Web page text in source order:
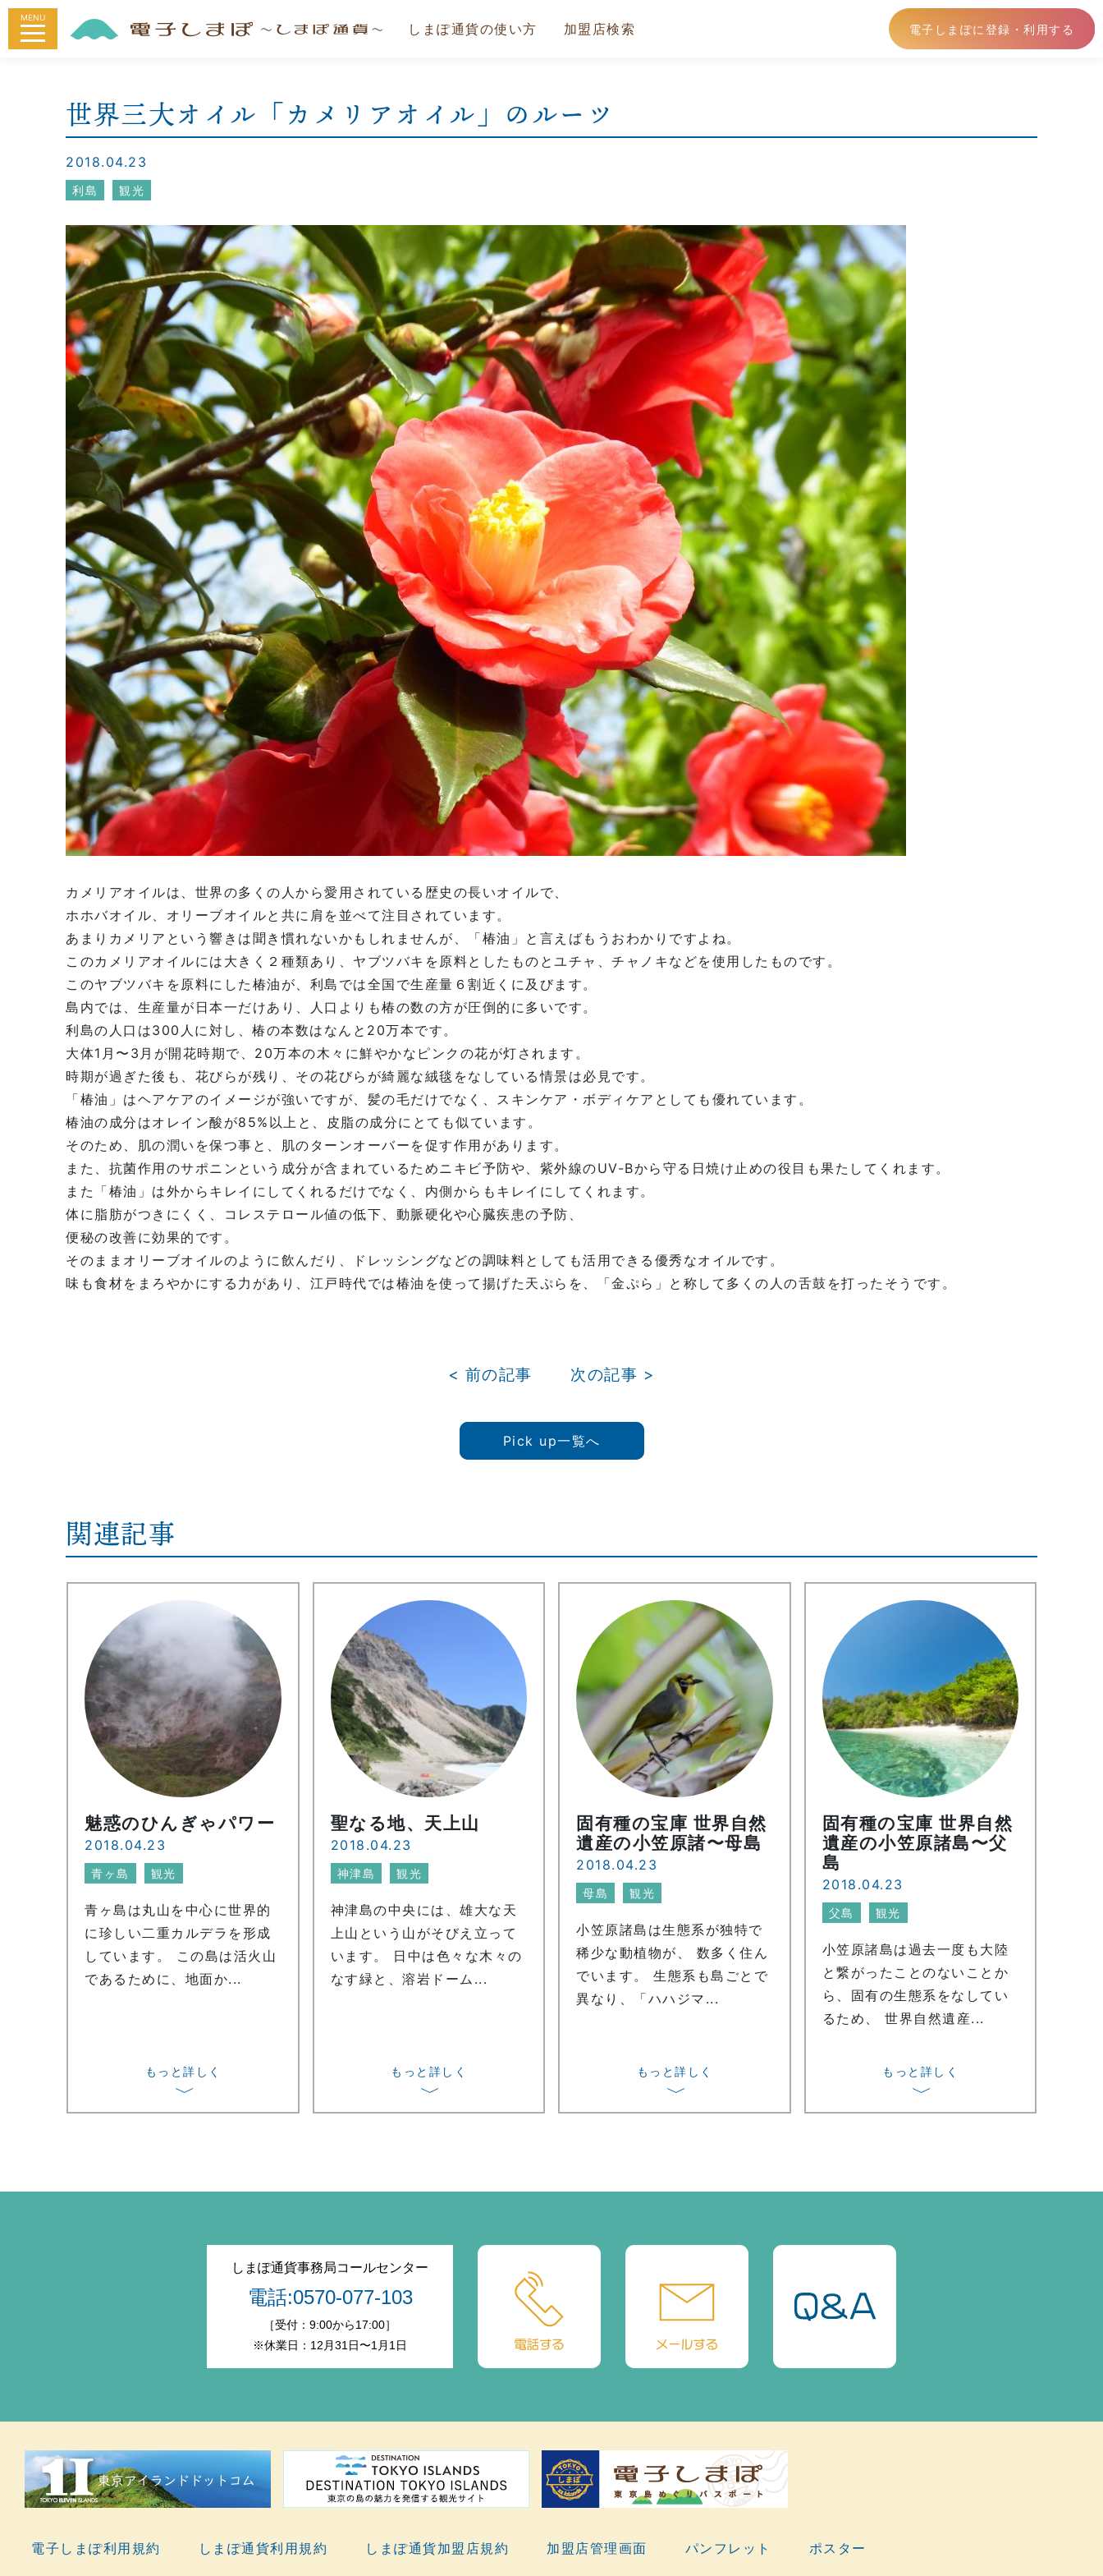
MENU
しまぽ通貨の使い方 加盟店検索 電子しまぽに登録・利用する
世界三大オイル「カメリアオイル」のルーツ
2018.04.23
利島 観光
カメリアオイルは、世界の多くの人から愛用されている歴史の長いオイルで、
ホホバオイル、オリーブオイルと共に肩を並べて注目されています。
あまりカメリアという響きは聞き慣れないかもしれませんが、「椿油」と言えばもうおわかりですよね。
このカメリアオイルには大きく２種類あり、ヤブツバキを原料としたものとユチャ、チャノキなどを使用したものです。
このヤブツバキを原料にした椿油が、利島では全国で生産量６割近くに及びます。
島内では、生産量が日本一だけあり、人口よりも椿の数の方が圧倒的に多いです。
利島の人口は300人に対し、椿の本数はなんと20万本です。
大体1月〜3月が開花時期で、20万本の木々に鮮やかなピンクの花が灯されます。
時期が過ぎた後も、花びらが残り、その花びらが綺麗な絨毯をなしている情景は必見です。
「椿油」はヘアケアのイメージが強いですが、髪の毛だけでなく、スキンケア・ボディケアとしても優れています。
椿油の成分はオレイン酸が85%以上と、皮脂の成分にとても似ています。
そのため、肌の潤いを保つ事と、肌のターンオーバーを促す作用があります。
また、抗菌作用のサポニンという成分が含まれているためニキビ予防や、紫外線のUV-Bから守る日焼け止めの役目も果たしてくれます。
また「椿油」は外からキレイにしてくれるだけでなく、内側からもキレイにしてくれます。
体に脂肪がつきにくく、コレステロール値の低下、動脈硬化や心臓疾患の予防、
便秘の改善に効果的です。
そのままオリーブオイルのように飲んだり、ドレッシングなどの調味料としても活用できる優秀なオイルです。
味も食材をまろやかにする力があり、江戸時代では椿油を使って揚げた天ぷらを、「金ぷら」と称して多くの人の舌鼓を打ったそうです。
< 前の記事 次の記事 >
Pick up一覧へ
関連記事
魅惑のひんぎゃパワー
2018.04.23
青ヶ島 観光
青ヶ島は丸山を中心に世界的
に珍しい二重カルデラを形成
しています。 この島は活火山
であるために、地面か...
もっと詳しく
〉
聖なる地、天上山
2018.04.23
神津島 観光
神津島の中央には、雄大な天
上山という山がそびえ立って
います。 日中は色々な木々の
なす緑と、溶岩ドーム...
もっと詳しく
〉
固有種の宝庫 世界自然
遺産の小笠原諸〜母島
2018.04.23
母島 観光
小笠原諸島は生態系が独特で
稀少な動植物が、 数多く住ん
でいます。 生態系も島ごとで
異なり、「ハハジマ...
もっと詳しく
〉
固有種の宝庫 世界自然
遺産の小笠原諸島〜父
島
2018.04.23
父島 観光
小笠原諸島は過去一度も大陸
と繋がったことのないことか
ら、固有の生態系をなしてい
るため、 世界自然遺産...
もっと詳しく
〉
しまぽ通貨事務局コールセンター
電話:0570-077-103
［受付：9:00から17:00］
※休業日：12月31日〜1月1日
電子しまぽ利用規約 しまぽ通貨利用規約 しまぽ通貨加盟店規約 加盟店管理画面 パンフレット ポスター